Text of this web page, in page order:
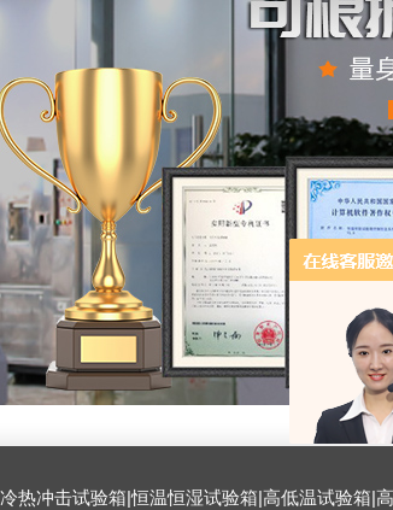
冷热冲击试验箱|恒温恒湿试验箱|高低温试验箱|高低温交变试验箱|盐雾机|紫外线试验机|淋雨试验箱|臭氧试验箱|振动试验台|ESD测试仪|